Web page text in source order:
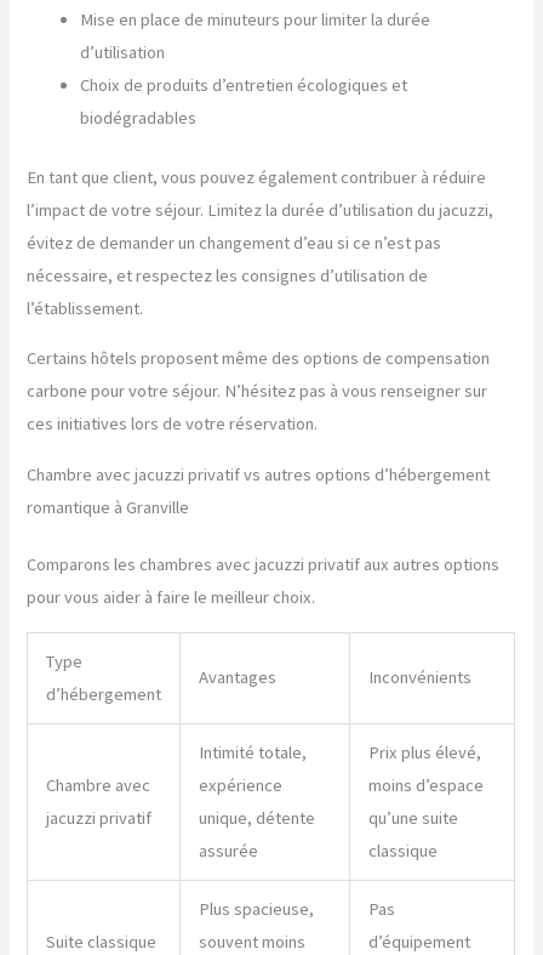
Mise en place de minuteurs pour limiter la durée
d’utilisation
Choix de produits d’entretien écologiques et
biodégradables
En tant que client, vous pouvez également contribuer à réduire
l’impact de votre séjour. Limitez la durée d’utilisation du jacuzzi,
évitez de demander un changement d’eau si ce n’est pas
nécessaire, et respectez les consignes d’utilisation de
l’établissement.
Certains hôtels proposent même des options de compensation
carbone pour votre séjour. N’hésitez pas à vous renseigner sur
ces initiatives lors de votre réservation.
Chambre avec jacuzzi privatif vs autres options d’hébergement
romantique à Granville
Comparons les chambres avec jacuzzi privatif aux autres options
pour vous aider à faire le meilleur choix.
Type
d’hébergement
Avantages Inconvénients
Chambre avec
jacuzzi privatif
Intimité totale,
expérience
unique, détente
assurée
Prix plus élevé,
moins d’espace
qu’une suite
classique
Suite classique
Plus spacieuse,
souvent moins
Pas
d’équipement